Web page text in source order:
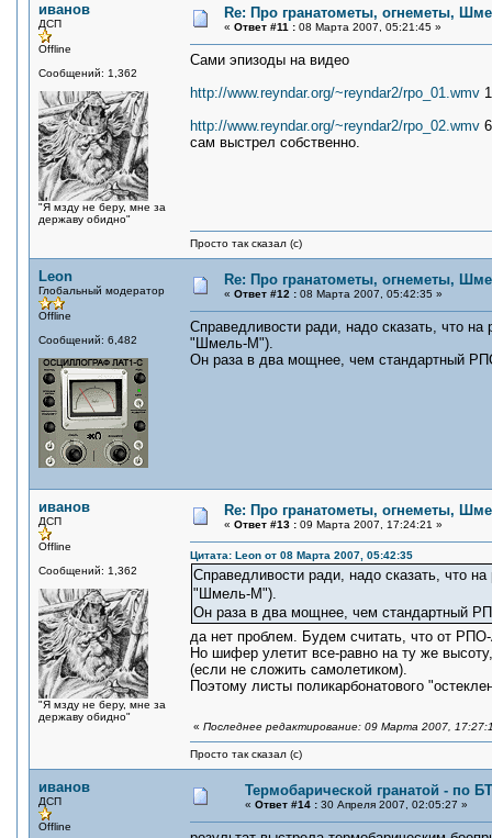
иванов
ДСП
Offline
Сообщений: 1,362
"Я мзду не беру, мне за
державу обидно"
Re: Про гранатометы, огнеметы,
« Ответ #11 : 08 Марта 2007, 05:21:45 »
Сами эпизоды на видео
http://www.reyndar.org/~reyndar2/rpo_01.wmv
http://www.reyndar.org/~reyndar2/rpo_02.wmv
сам выстрел собственно.
Просто так сказал (с)
Leon
Глобальный модератор
Offline
Сообщений: 6,482
Re: Про гранатометы, огнеметы,
« Ответ #12 : 08 Марта 2007, 05:42:35 »
Справедливости ради, надо сказать, что
"Шмель-М").
Он раза в два мощнее, чем стандартный
иванов
ДСП
Offline
Сообщений: 1,362
"Я мзду не беру, мне за
державу обидно"
Re: Про гранатометы, огнеметы,
« Ответ #13 : 09 Марта 2007, 17:24:21 »
Цитата: Leon от 08 Марта 2007, 05:42:35
Справедливости ради, надо сказать, что
"Шмель-М").
Он раза в два мощнее, чем стандартный
да нет проблем. Будем считать, что от
Но шифер улетит все-равно на ту же
(если не сложить самолетиком).
Поэтому листы поликарбонатового
« Последнее редактирование: 09 Марта 2007,
Просто так сказал (с)
иванов
ДСП
Offline
Термобарической гранатой - по
« Ответ #14 : 30 Апреля 2007, 02:05:27 »